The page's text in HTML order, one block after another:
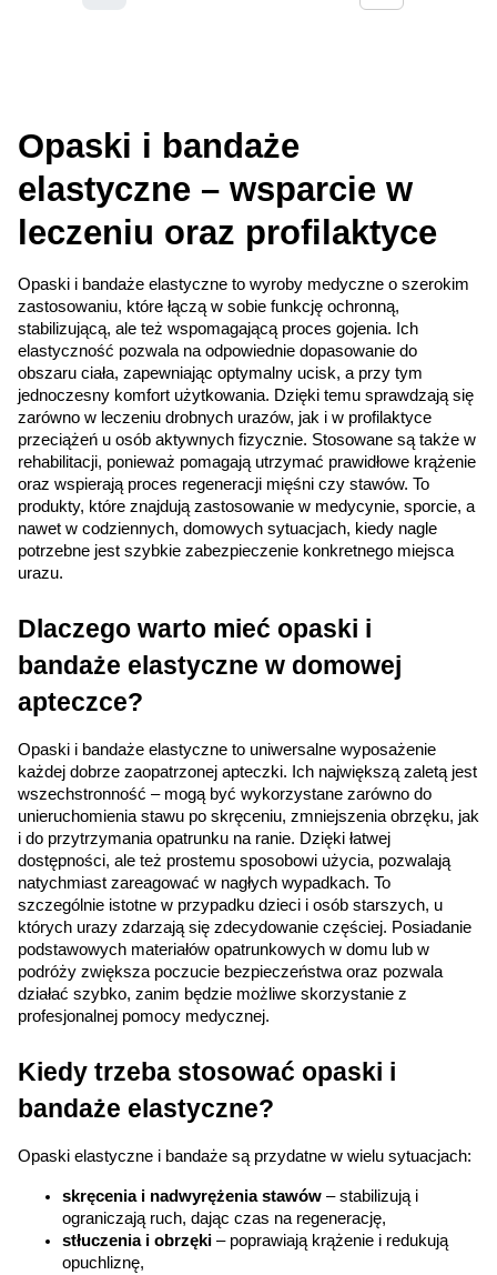
cookies poprzez kliknięcie przycisku
"Ustawienia" lub możesz zaakceptować
ustawienia wszystkich cookies klikając
AKCEPTUJĘ WSZYSTKIE
Ustawienia
AKCEPTUJĘ WSZYSTKIE
Opaski i bandaże
elastyczne – wsparcie w
leczeniu oraz profilaktyce
Opaski i bandaże elastyczne to wyroby medyczne o szerokim
zastosowaniu, które łączą w sobie funkcję ochronną,
stabilizującą, ale też wspomagającą proces gojenia. Ich
elastyczność pozwala na odpowiednie dopasowanie do
obszaru ciała, zapewniając optymalny ucisk, a przy tym
jednoczesny komfort użytkowania. Dzięki temu sprawdzają się
zarówno w leczeniu drobnych urazów, jak i w profilaktyce
przeciążeń u osób aktywnych fizycznie. Stosowane są także w
rehabilitacji, ponieważ pomagają utrzymać prawidłowe krążenie
oraz wspierają proces regeneracji mięśni czy stawów. To
produkty, które znajdują zastosowanie w medycynie, sporcie, a
nawet w codziennych, domowych sytuacjach, kiedy nagle
potrzebne jest szybkie zabezpieczenie konkretnego miejsca
urazu.
Dlaczego warto mieć opaski i
bandaże elastyczne w domowej
apteczce?
Opaski i bandaże elastyczne to uniwersalne wyposażenie
każdej dobrze zaopatrzonej apteczki. Ich największą zaletą jest
wszechstronność – mogą być wykorzystane zarówno do
unieruchomienia stawu po skręceniu, zmniejszenia obrzęku, jak
i do przytrzymania opatrunku na ranie. Dzięki łatwej
dostępności, ale też prostemu sposobowi użycia, pozwalają
natychmiast zareagować w nagłych wypadkach. To
szczególnie istotne w przypadku dzieci i osób starszych, u
których urazy zdarzają się zdecydowanie częściej. Posiadanie
podstawowych materiałów opatrunkowych w domu lub w
podróży zwiększa poczucie bezpieczeństwa oraz pozwala
działać szybko, zanim będzie możliwe skorzystanie z
profesjonalnej pomocy medycznej.
Kiedy trzeba stosować opaski i
bandaże elastyczne?
Opaski elastyczne i bandaże są przydatne w wielu sytuacjach:
skręcenia i nadwyrężenia stawów – stabilizują i
ograniczają ruch, dając czas na regenerację,
stłuczenia i obrzęki – poprawiają krążenie i redukują
opuchliznę,